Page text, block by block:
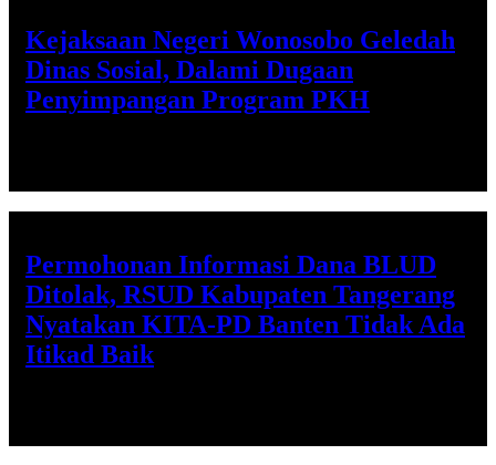
Kejaksaan Negeri Wonosobo Geledah
Dinas Sosial, Dalami Dugaan
Penyimpangan Program PKH
Permohonan Informasi Dana BLUD
Ditolak, RSUD Kabupaten Tangerang
Nyatakan KITA-PD Banten Tidak Ada
Itikad Baik